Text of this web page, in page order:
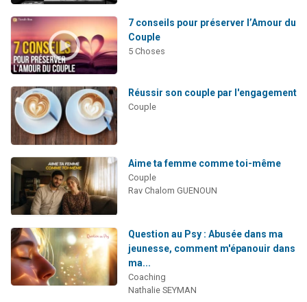
7 conseils pour préserver l’Amour du
Couple
5 Choses
Réussir son couple par l'engagement
Couple
Aime ta femme comme toi-même
Couple
Rav Chalom GUENOUN
Question au Psy : Abusée dans ma
jeunesse, comment m'épanouir dans
ma...
Coaching
Nathalie SEYMAN